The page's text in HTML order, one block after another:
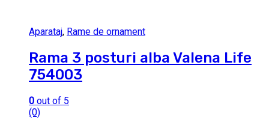
Aparataj, Rame de ornament
Rama 3 posturi alba Valena Life
754003
0 out of 5
(0)